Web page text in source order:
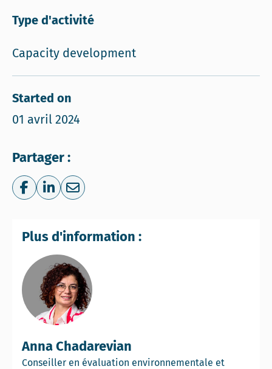
Type d'activité
Capacity development
Started on
01 avril 2024
Partager :
Share on Facebook
Share on LinkedIn
Share via e-mail
Anna Chadarevian
Conseiller en évaluation environnementale et
Plus d'information :